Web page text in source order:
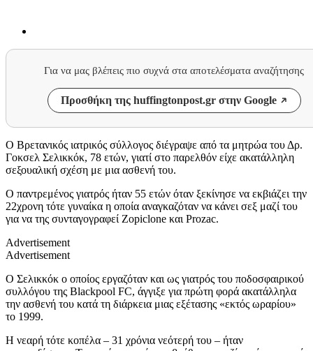
Για να μας βλέπεις πιο συχνά στα αποτελέσματα αναζήτησης
Προσθήκη της huffingtonpost.gr στην Google
Ο Βρετανικός ιατρικός σύλλογος διέγραψε από τα μητρώα του Δρ.
Γοκσελ Σελικκόκ, 78 ετών, γιατί στο παρελθόν είχε ακατάλληλη
σεξουαλική σχέση με μια ασθενή του.
Ο παντρεμένος γιατρός ήταν 55 ετών όταν ξεκίνησε να εκβιάζει την
22χρονη τότε γυναίκα η οποία αναγκαζόταν να κάνει σεξ μαζί του
για να της συνταγογραφεί Zopiclone και Prozac.
Advertisement
Advertisement
O Σελικκόκ ο οποίος εργαζόταν και ως γιατρός του ποδοσφαιρικού
συλλόγου της Blackpool FC, άγγιξε για πρώτη φορά ακατάλληλα
την ασθενή του κατά τη διάρκεια μιας εξέτασης «εκτός ωραρίου»
το 1999.
Η νεαρή τότε κοπέλα – 31 χρόνια νεότερή του – ήταν